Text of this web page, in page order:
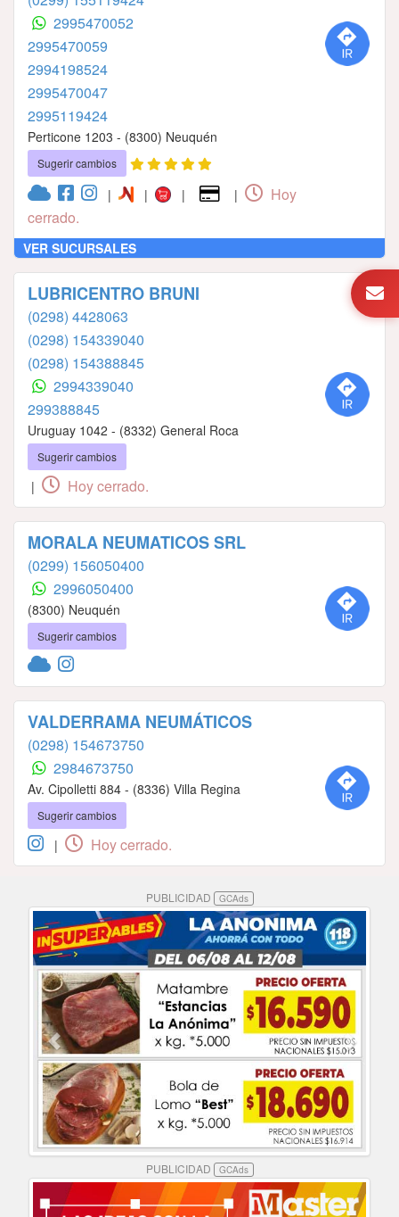
2995470052
2995470059
2994198524
2995470047
2995119424
Perticone 1203 - (8300) Neuquén
Sugerir cambios
| | | |
Hoy
cerrado.
VER SUCURSALES
LUBRICENTRO BRUNI
(0298) 4428063
(0298) 154339040
(0298) 154388845
2994339040
299388845
Uruguay 1042 - (8332) General Roca
Sugerir cambios
| Hoy cerrado.
MORALA NEUMATICOS SRL
(0299) 156050400
2996050400
(8300) Neuquén
Sugerir cambios
VALDERRAMA NEUMÁTICOS
(0298) 154673750
2984673750
Av. Cipolletti 884 - (8336) Villa Regina
Sugerir cambios
| Hoy cerrado.
PUBLICIDAD GCAds
PUBLICIDAD GCAds